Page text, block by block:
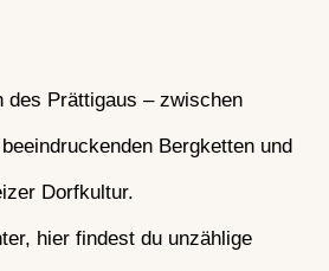
des Prättigaus – zwischen
Bergketten und
Dorfkultur.
hier findest du unzählige